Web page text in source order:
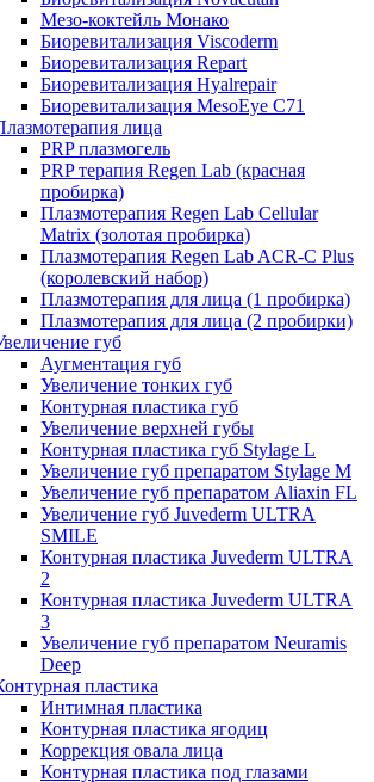
Мезо-коктейль Монако
Биоревитализация Viscoderm
Биоревитализация Repart
Биоревитализация Hyalrepair
Биоревитализация MesoEye C71
лица
PRP плазмогель
PRP терапия Regen Lab (красная
пробирка)
Плазмотерапия Regen Lab Cellular
Matrix (золотая пробирка)
Плазмотерапия Regen Lab ACR-C Plus
(королевский набор)
Плазмотерапия для лица (1 пробирка)
Плазмотерапия для лица (2 пробирки)
губ
Аугментация губ
Увеличение тонких губ
Контурная пластика губ
Увеличение верхней губы
Контурная пластика губ Stylage L
Увеличение губ препаратом Stylage M
Увеличение губ препаратом Aliaxin FL
Увеличение губ Juvederm ULTRA
SMILE
Контурная пластика Juvederm ULTRA
2
Контурная пластика Juvederm ULTRA
3
Увеличение губ препаратом Neuramis
Deep
пластика
Интимная пластика
Контурная пластика ягодиц
Коррекция овала лица
Контурная пластика под глазами